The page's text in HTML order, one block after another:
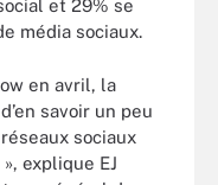
et 29% se
média sociaux.
en avril, la
savoir un peu
sociaux
explique EJ